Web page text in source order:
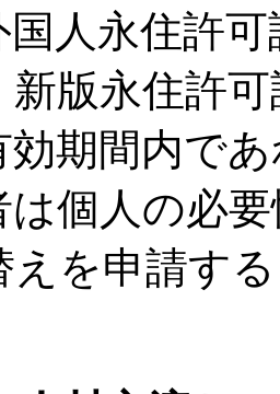
国人永住許
版永住許
効期間内で
は個人の必
えを申請す